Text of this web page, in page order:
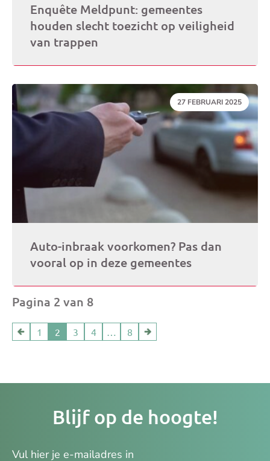
Enquête Meldpunt: gemeentes
houden slecht toezicht op veiligheid
van trappen
DATUM:
27 FEBRUARI 2025
Auto-inbraak voorkomen? Pas dan
vooral op in deze gemeentes
Pagina 2 van 8
1 2 3 4 8
Blijf op de hoogte!